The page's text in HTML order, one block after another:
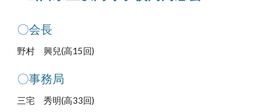
〇会長
野村 興兒(高15回)
〇事務局
三宅 秀明(高33回)